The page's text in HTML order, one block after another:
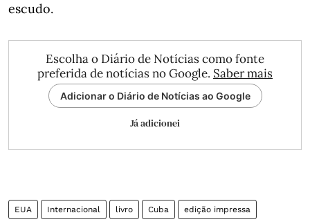
escudo.
Escolha o Diário de Notícias como fonte
preferida de notícias no Google. Saber mais
Adicionar o Diário de Notícias ao Google
Já adicionei
EUA Internacional livro Cuba edição impressa